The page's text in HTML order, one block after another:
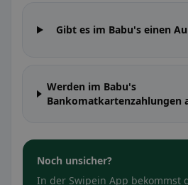
Gibt es im Babu's einen
Werden im Babu's
Bankomatkartenzahlungen
Noch unsicher?
In der Swipein App bekommst